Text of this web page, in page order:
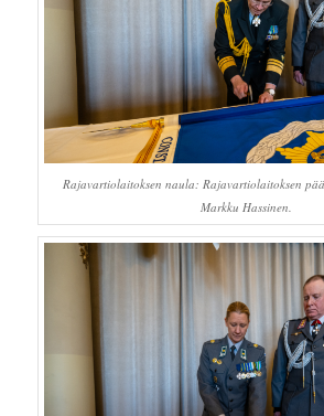
Rajavartiolaitoksen naula: Rajavartiolaitoksen
Markku Hassinen.